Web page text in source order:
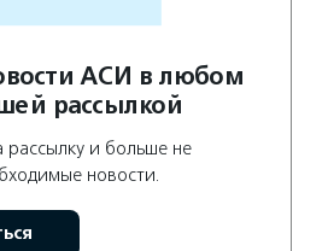
АСИ в любом
рассылкой
рассылку и больше не
новости.